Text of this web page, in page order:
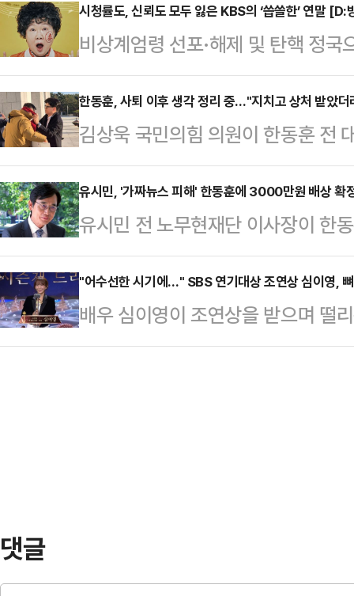
힌 가운데, 국민의힘은 "(민주당이)
일 국무회의에서는 '쌍특검법'이 안
민의힘은 일단 한덕수 대행에 거부
당 일각에서는 민주당이 발의한 특
체 발의하자는 주장도 나오고 있어
있다.권성동 국민의힘 …
시청률도, 신뢰도 모두 잃은 KBS의 ‘씁쓸한’ 연말 [D:
비상계엄령 선포·해제 및 탄핵 정
들이 결방했지만 이 틈을 뉴스 특보
역할’을 다시금 상기시키고 있다.
들의 떨어진 신뢰도를 입증했으며,
상식에 대한 기대감도 크지 않은 상
지난 14일, MBC는 뉴스 특보로
입증했다. 평균 6% 내외의 시청률
의 시청률을 기록…
한동훈, 사퇴 이후 생각 정리 중…"지치고 상처 받았더
김상욱 국민의힘 의원이 한동훈 전
을 하기보다, 많이 지치고 상처를
을 정리하는 단계로 알고 있다"고
'정치시그널'과의 인터뷰에서 '한
났다고 연락을 못할 이유는 없다"
하게 우리 보수의 선배 원로 정치인
에 계신 우리 보수의 여러 지도자
노력을 많…
유시민, '가짜뉴스 피해' 한동훈에 3000만원 배상 확
유시민 전 노무현재단 이사장이 한
포와 관련해 위자료 3000만원을
조계에 따르면 서울중앙지법 민사
대표가 유 전 이사장을 상대로 제기
이 한 전 대표에게 3000만원의 위
"어수선한 시기에…" SBS 연기대상 조연상 심이영,
배우 심이영이 조연상을 받으며 떨
상암동 SBS프리즘타워에서 열린
댓글